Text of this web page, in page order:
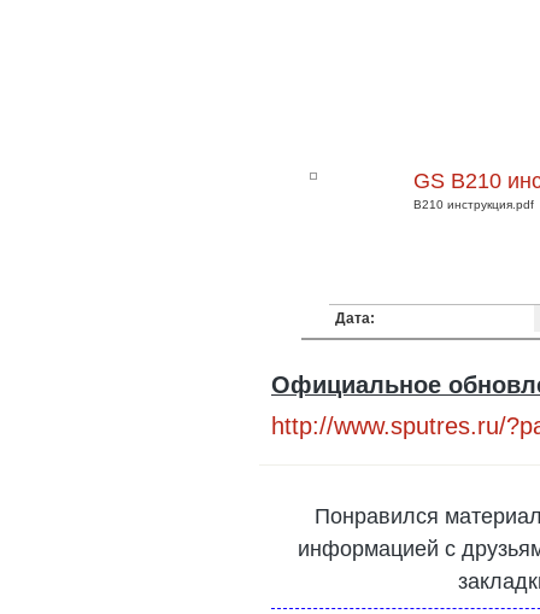
GS B210
B210 инструкция.pdf
Дата:
Официальное
http://www.sputres.ru/
Понравился
информацией с